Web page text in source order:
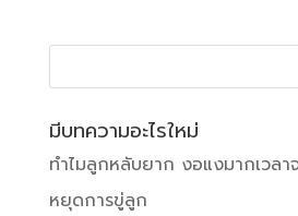
มีบทความอะไรใหม่
ทำไมลูกหลับยาก งอแงมากเวลา
หยุดการขู่ลูก